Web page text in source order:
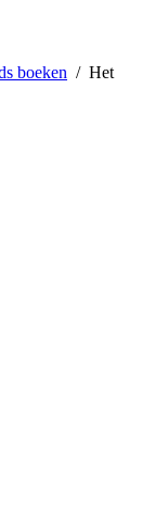
boeken / Het